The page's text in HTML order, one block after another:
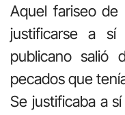
Aquel fariseo de
justificarse a sí
publicano salió
pecados que
Se justificaba a